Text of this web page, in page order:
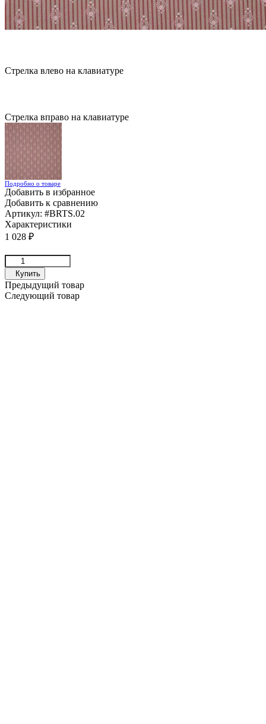
Стрелка влево на клавиатуре
Стрелка вправо на клавиатуре
Подробно о товаре
Добавить в избранное
Добавить к сравнению
Артикул: #BRTS.02
Характеристики
1 028 ₽
Купить
Предыдущий товар
Следующий товар